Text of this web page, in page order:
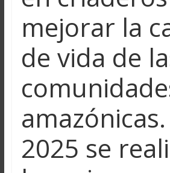
mejorar la
de vida de
2025 se